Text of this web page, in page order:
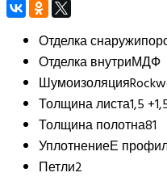
Отделка снаружи
Отделка внутриМДФ
Шумоизоляция
Толщина листа1,5
Толщина полотна81
УплотнениеЕ
Петли2